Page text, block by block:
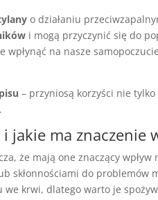
o działaniu
i mogą przyczynić się do
na nasze
– przyniosą korzyści nie
jakie ma znaczenie
że mają one znaczący
skłonnościami do problemów
krwi, dlatego warto je